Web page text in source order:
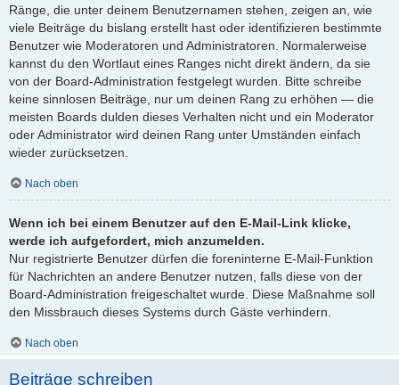
Ränge, die unter deinem Benutzernamen stehen, zeigen an, wie
viele Beiträge du bislang erstellt hast oder identifizieren bestimmte
Benutzer wie Moderatoren und Administratoren. Normalerweise
kannst du den Wortlaut eines Ranges nicht direkt ändern, da sie
von der Board-Administration festgelegt wurden. Bitte schreibe
keine sinnlosen Beiträge, nur um deinen Rang zu erhöhen — die
meisten Boards dulden dieses Verhalten nicht und ein Moderator
oder Administrator wird deinen Rang unter Umständen einfach
wieder zurücksetzen.
Nach oben
Wenn ich bei einem Benutzer auf den E-Mail-Link klicke,
werde ich aufgefordert, mich anzumelden.
Nur registrierte Benutzer dürfen die foreninterne E-Mail-Funktion
für Nachrichten an andere Benutzer nutzen, falls diese von der
Board-Administration freigeschaltet wurde. Diese Maßnahme soll
den Missbrauch dieses Systems durch Gäste verhindern.
Nach oben
Beiträge schreiben